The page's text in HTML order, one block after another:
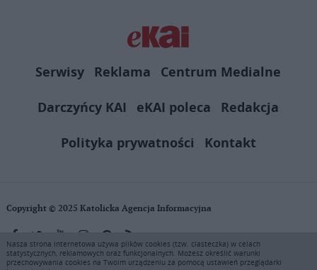
Serwisy Reklama
Centrum Medialne
Darczyńcy KAI
eKAI poleca
Redakcja
Polityka prywatności
Kontakt
Copyright © 2025 Katolicka Agencja Informacyjna
KAI zastrzega wszelkie prawa do serwisu. Użytkownicy mogą pobierać
Nasza strona internetowa używa plików cookies (tzw. ciasteczka) w celach
statystycznych, reklamowych oraz funkcjonalnych. Możesz określić warunki
przechowywania cookies na Twoim urządzeniu za pomocą ustawień przeglądarki